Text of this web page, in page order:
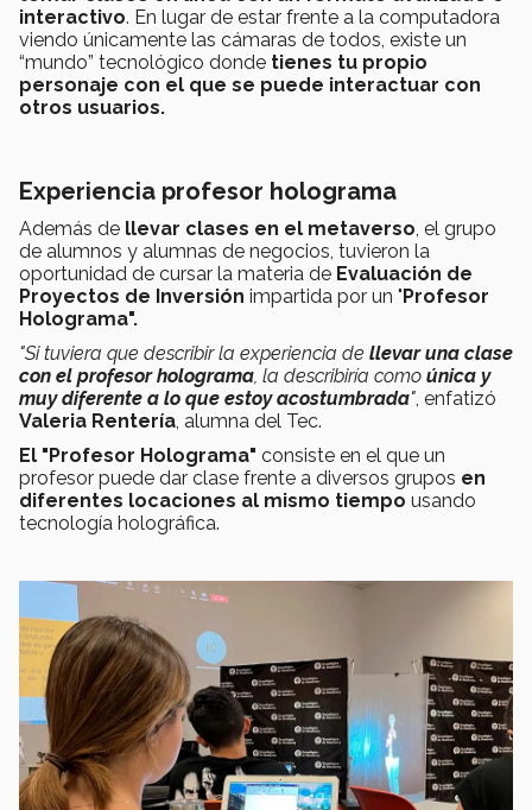
interactivo. En lugar de estar frente a la computadora
viendo únicamente las cámaras de todos, existe un
“mundo” tecnológico donde tienes tu propio
personaje con el que se puede interactuar con
otros usuarios.
Experiencia profesor holograma
Además de llevar clases en el metaverso, el grupo
de alumnos y alumnas de negocios, tuvieron la
oportunidad de cursar la materia de Evaluación de
Proyectos de Inversión impartida por un "Profesor
Holograma".
"Si tuviera que describir la experiencia de llevar una clase
con el profesor holograma, la describiría como única y
muy diferente a lo que estoy acostumbrada", enfatizó
Valeria Rentería, alumna del Tec.
El "Profesor Holograma" consiste en el que un
profesor puede dar clase frente a diversos grupos en
diferentes locaciones al mismo tiempo usando
tecnología holográfica.